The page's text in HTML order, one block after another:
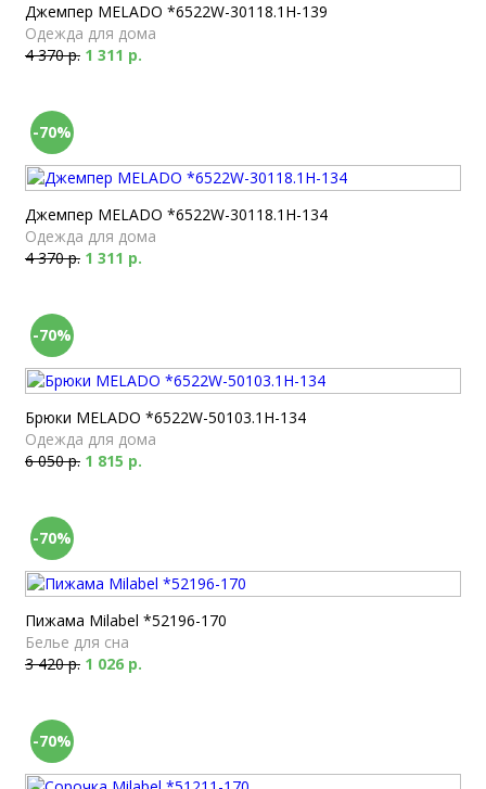
Джемпер MELADO *6522W-30118.1H-139
Одежда для дома
4 370 р. 1 311 р.
-70%
Джемпер MELADO *6522W-30118.1H-134
Одежда для дома
4 370 р. 1 311 р.
-70%
Брюки MELADO *6522W-50103.1H-134
Одежда для дома
6 050 р. 1 815 р.
-70%
Пижама Milabel *52196-170
Белье для сна
3 420 р. 1 026 р.
-70%